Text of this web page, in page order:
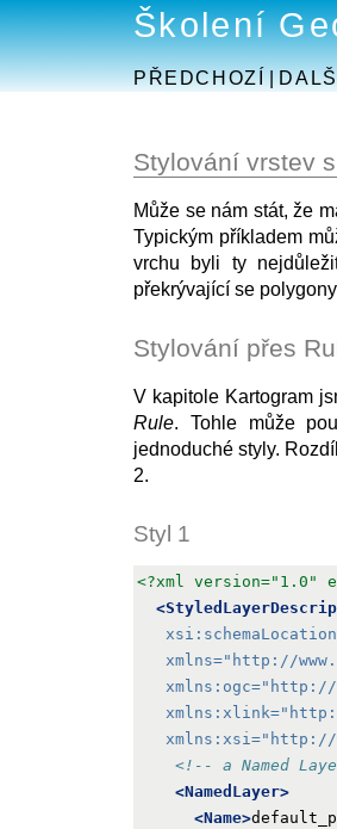
Školení
PŘEDCHOZÍ|
Stylování vrstev
Může se nám stát, že
Typickým příkladem
vrchu byli ty
překrývající se polygony
Stylování přes
V kapitole Kartogram
Rule. Tohle může
jednoduché styly.
2.
Styl 1
<?xml version="1.0"
xmlns="http://
xmlns:ogc="http://
xmlns:xlink=
xmlns:xsi="http://
<!-- a Named
<NamedLayer>
<Name>